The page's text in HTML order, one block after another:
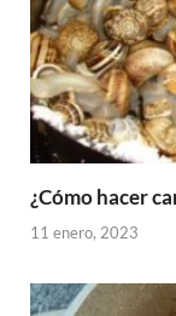
¿Cómo hacer
11 enero, 2023